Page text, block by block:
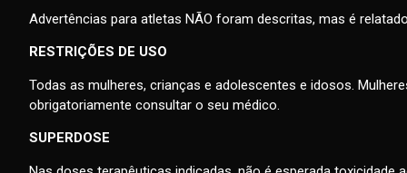
Advertências para atletas NÃO foram descritas, mas é
RESTRIÇÕES DE USO
Todas as mulheres, crianças e adolescentes e idosos.
obrigatoriamente consultar o seu médico.
SUPERDOSE